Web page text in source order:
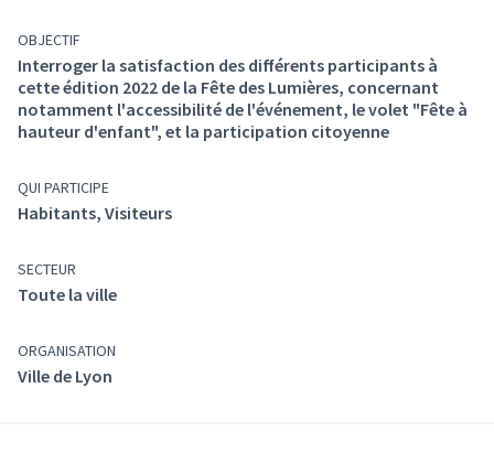
OBJECTIF
Interroger la satisfaction des différents participants à
cette édition 2022 de la Fête des Lumières, concernant
notamment l'accessibilité de l'événement, le volet "Fête à
hauteur d'enfant", et la participation citoyenne
QUI PARTICIPE
Habitants, Visiteurs
SECTEUR
Toute la ville
ORGANISATION
Ville de Lyon